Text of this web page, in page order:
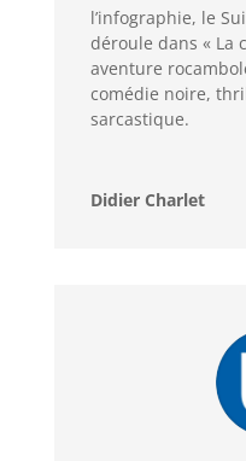
l’infographie, le
déroule dans « La
aventure
comédie noire,
sarcastique.
Didier Charlet